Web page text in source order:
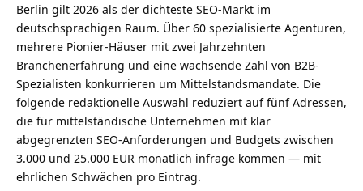
Berlin gilt 2026 als der dichteste SEO-Markt im
deutschsprachigen Raum. Über 60 spezialisierte Agenturen,
mehrere Pionier-Häuser mit zwei Jahrzehnten
Branchenerfahrung und eine wachsende Zahl von B2B-
Spezialisten konkurrieren um Mittelstandsmandate. Die
folgende redaktionelle Auswahl reduziert auf fünf Adressen,
die für mittelständische Unternehmen mit klar
abgegrenzten SEO-Anforderungen und Budgets zwischen
3.000 und 25.000 EUR monatlich infrage kommen — mit
ehrlichen Schwächen pro Eintrag.